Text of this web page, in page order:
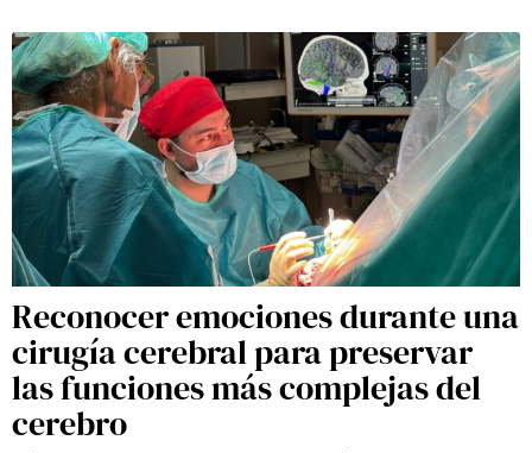
Reconocer emociones durante una
cirugía cerebral para preservar
las funciones más complejas del
cerebro